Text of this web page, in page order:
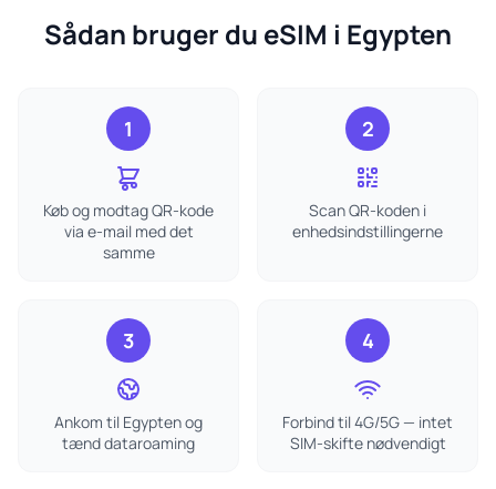
Sådan bruger du eSIM i Egypten
1
Køb og modtag QR-kode
via e-mail med det
samme
2
Scan QR-koden i
enhedsindstillingerne
3
Ankom til Egypten og
tænd dataroaming
4
Forbind til 4G/5G — intet
SIM-skifte nødvendigt